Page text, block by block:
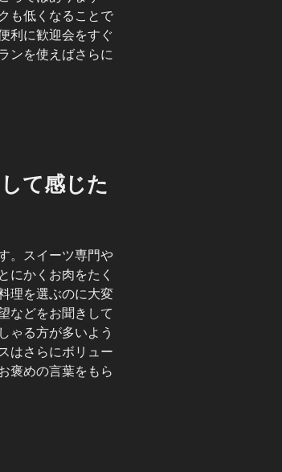
も低くなることで
利に歓迎会をすぐ
ンを使えばさらに
て感じた
。スイーツ専門や
にかくお肉をたく
理を選ぶのに大変
などをお聞きして
ゃる方が多いよう
はさらにボリュー
褒めの言葉をもら